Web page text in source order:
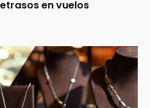
en vuelos